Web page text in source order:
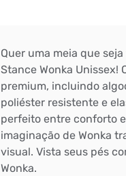
Quer uma meia que
Stance Wonka Unissex!
premium, incluindo
poliéster resistente e
perfeito entre conforto
imaginação de Wonka
visual. Vista seus pés
Wonka.